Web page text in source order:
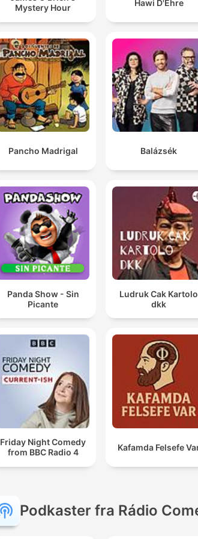
Mystery Hour
Hawi D'Ehre
Pancho Madrigal Balázsék
Panda Show - Sin
Picante
Ludruk Cak Kartolo
dkk
Friday Night Comedy
from BBC Radio 4
Kafamda Felsefe
Podkaster fra Rádio